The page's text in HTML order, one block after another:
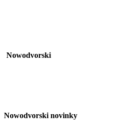
Nowodvorski
Nowodvorski novinky